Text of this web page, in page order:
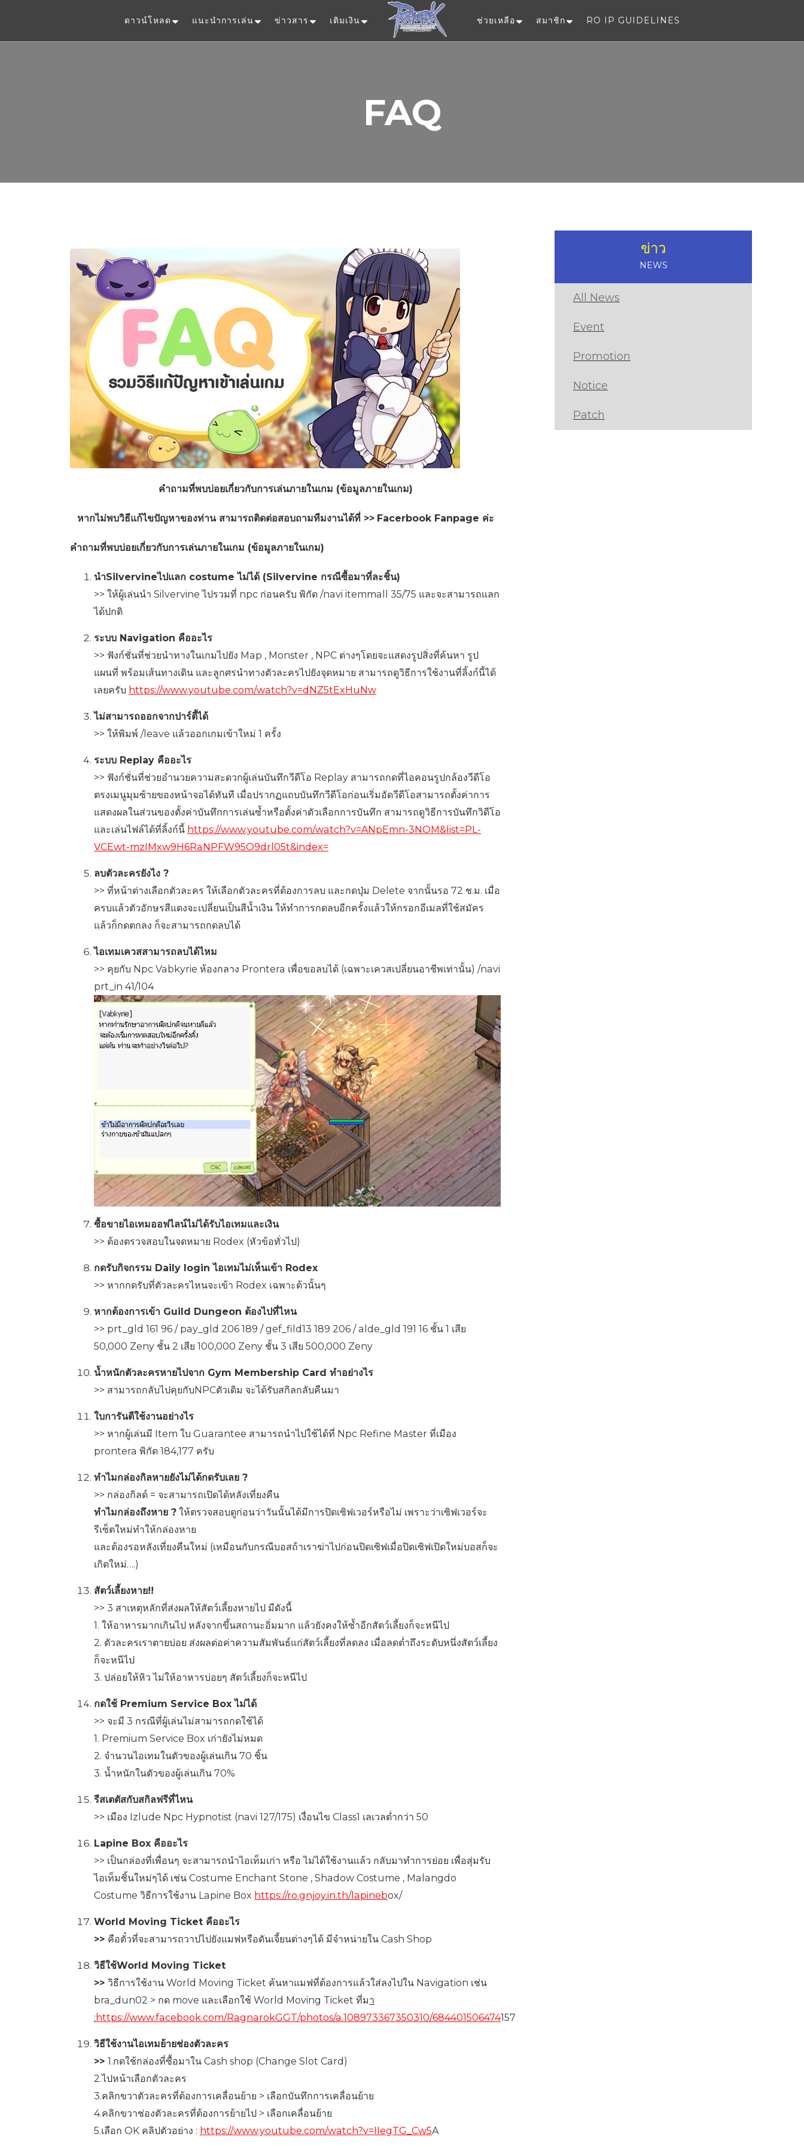
ดาวน์โหลด แนะนำการเล่น ข่าวสาร เติมเงิน
Ragnarok Online
ช่วยเหลือ สมาชิก RO IP GUIDELINES
FAQ
คำถามที่พบบ่อยเกี่ยวกับการเล่นภายในเกม (ข้อมูลภายในเกม)
หากไม่พบวิธีแก้ไขปัญหาของท่าน สามารถติดต่อสอบถามทีมงานได้ที่>> Facerbook Fanpage ค่ะ
คำถามที่พบบ่อยเกี่ยวกับการเล่นภายในเกม (ข้อมูลภายในเกม)
นำSilvervineไปแลก costume ไม่ได้ (Silvervine กรณีซื้อมาที่ละชิ้น)
>> ให้ผู้เล่นนำ Silvervine ไปรวมที่ npc ก่อนครับ พิกัด /navi itemmall 35/75 และจะสามารถแลก
ได้ปกติ
ระบบ Navigation คืออะไร
>> ฟังก์ชั่นที่ช่วยนำทางในเกมไปยัง Map , Monster , NPC ต่างๆโดยจะแสดงรูปสิ่งที่ค้นหา รูป
แผนที่ พร้อมเส้นทางเดิน และลูกศรนำทางตัวละครไปยังจุดหมาย สามารถดูวิธีการใช้งานที่ลิ้งก์นี้ได้
เลยครับ https://www.youtube.com/watch?v=dNZ5tExHuNw
ไม่สามารถออกจากปาร์ตี้ได้
>> ให้พิมพ์ /leave แล้วออกเกมเข้าใหม่ 1 ครั้ง
ระบบ Replay คืออะไร
>> ฟังก์ชั่นที่ช่วยอำนวยความสะดวกผู้เล่นบันทึกวีดีโอ Replay สามารถกดที่ไอคอนรูปกล้องวีดีโอ
ตรงเมนูมุมซ้ายของหน้าจอได้ทันที เมื่อปรากฏแถบบันทึกวีดีโอก่อนเริ่มอัดวีดีโอสามารถตั้งค่าการ
แสดงผลในส่วนของตั้งค่าบันทึกการเล่นซ้ำหรือตั้งค่าตัวเลือกการบันทึก สามารถดูวิธีการบันทึกวิดีโอ
และเล่นไฟล์ได้ที่ลิ้งก์นี้ https://www.youtube.com/watch?v=ANpEmn-3NOM&list=PL-
VCEwt-mzIMxw9H6RaNPFW95O9drl05t&index=
ลบตัวละครยังไง ?
>> ที่หน้าต่างเลือกตัวละคร ให้เลือกตัวละครที่ต้องการลบ และกดปุ่ม Delete จากนั้นรอ 72 ช.ม. เมื่อ
ครบแล้วตัวอักษรสีแดงจะเปลี่ยนเป็นสีน้ำเงิน ให้ทำการกดลบอีกครั้งแล้วให้กรอกอีเมลที่ใช้สมัคร
แล้วก็กดตกลง ก็จะสามารถกดลบได้
ไอเทมเควสสามารถลบได้ไหม
>> คุยกับ Npc Vabkyrie ห้องกลาง Prontera เพื่อขอลบได้ (เฉพาะเควสเปลี่ยนอาชีพเท่านั้น) /navi
prt_in 41/104
ซื้อขายไอเทมออฟไลน์ไม่ได้รับไอเทมและเงิน
>> ต้องตรวจสอบในจดหมาย Rodex (หัวข้อทั่วไป)
กดรับกิจกรรม Daily login ไอเทมไม่เห็นเข้า Rodex
>> หากกดรับที่ตัวละครไหนจะเข้า Rodex เฉพาะต้วนั้นๆ
หากต้องการเข้า Guild Dungeon ต้องไปที่ไหน
>> prt_gld 161 96 / pay_gld 206 189 / gef_fild13 189 206 / alde_gld 191 16 ชั้น 1 เสีย
50,000 Zeny ชั้น 2 เสีย 100,000 Zeny ชั้น 3 เสีย 500,000 Zeny
น้ำหนักตัวละครหายไปจาก Gym Membership Card ทำอย่างไร
>> สามารถกลับไปคุยกับNPCตัวเดิม จะได้รับสกิลกลับคืนมา
ใบการันตีใช้งานอย่างไร
>> หากผู้เล่นมี Item ใบ Guarantee สามารถนำไปใช้ได้ที่ Npc Refine Master ที่เมือง
prontera พิกัด 184,177 ครับ
ทำไมกล่องกิลหายยังไม่ได้กดรับเลย ?
>> กล่องกิลด์ = จะสามารถเปิดได้หลังเที่ยงคืน
ทำไมกล่องถึงหาย ? ให้ตรวจสอบดูก่อนว่าวันนั้นได้มีการปิดเซิฟเวอร์หรือไม่ เพราะว่าเซิฟเวอร์จะ
รีเซ็ตใหม่ทำให้กล่องหาย
และต้องรอหลังเที่ยงคืนใหม่ (เหมือนกับกรณีบอสถ้าเราฆ่าไปก่อนปิดเซิฟเมื่อปิดเซิฟเปิดใหม่บอสก็จะ
เกิดใหม่….)
สัตว์เลี้ยงหาย!!
>> 3 สาเหตุหลักที่ส่งผลให้สัตว์เลี้ยงหายไป มีดังนี้
1. ให้อาหารมากเกินไป หลังจากขึ้นสถานะอิ่มมาก แล้วยังคงให้ซ้ำอีกสัตว์เลี้ยงก็จะหนีไป
2. ตัวละครเราตายบ่อย ส่งผลต่อค่าความสัมพันธ์แก่สัตว์เลี้ยงที่ลดลง เมื่อลดต่ำถึงระดับหนึ่งสัตว์เลี้ยง
ก็จะหนีไป
3. ปล่อยให้หิว ไม่ให้อาหารบ่อยๆ สัตว์เลี้ยงก็จะหนีไป
กดใช้ Premium Service Box ไม่ได้
>> จะมี 3 กรณีที่ผู้เล่นไม่สามารถกดใช้ได้
1. Premium Service Box เก่ายังไม่หมด
2. จำนวนไอเทมในตัวของผู้เล่นเกิน 70 ชิ้น
3. น้ำหนักในตัวของผู้เล่นเกิน 70%
รีสเตตัสกับสกิลฟรีที่ไหน
>> เมือง Izlude Npc Hypnotist (navi 127/175) เงื่อนไข Class1 เลเวลต่ำกว่า 50
Lapine Box คืออะไร
>> เป็นกล่องที่เพื่อนๆ จะสามารถนำไอเท็มเก่า หรือ ไม่ได้ใช้งานเเล้ว กลับมาทำการย่อย เพื่อสุ่มรับ
ไอเท็มชิ้นใหม่ๆได้ เช่น Costume Enchant Stone , Shadow Costume , Malangdo
Costume วิธีการใช้งาน Lapine Box https://ro.gnjoy.in.th/lapinebox/
World Moving Ticket คืออะไร
>> คือตั๋วที่จะสามารถวาปไปยังแมฟหรือดันเจี้ยนต่างๆได้ มีจำหน่ายใน Cash Shop
วิธีใช้World Moving Ticket
>> วิธีการใช้งาน World Moving Ticket ค้นหาแมฟที่ต้องการแล้วใส่ลงไปใน Navigation เช่น
bra_dun02 > กด move และเลือกใช้ World Moving Ticket ที่มา
: https://www.facebook.com/RagnarokGGT/photos/a.108973367350310/684401506474157
วิธีใช้งานไอเทมย้ายช่องตัวละคร
>> 1.กดใช้กล่องที่ซื้อมาใน Cash shop (Change Slot Card)
2.ไปหน้าเลือกตัวละคร
3.คลิกขวาตัวละครที่ต้องการเคลื่อนย้าย > เลือกบันทึกการเคลื่อนย้าย
4.คลิกขวาช่องตัวละครที่ต้องการย้ายไป > เลือกเคลื่อนย้าย
5.เลือก OK คลิปตัวอย่าง : https://www.youtube.com/watch?v=IIegTG_Cw5A
ข่าว
NEWS
All News
Event
Promotion
Notice
Patch